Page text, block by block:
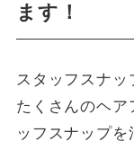
ます！
スタッフスナッ
たくさんのヘア
ッフスナップ